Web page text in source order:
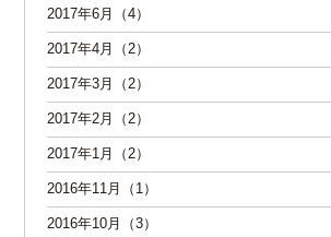
2017年6月（4）
2017年4月（2）
2017年3月（2）
2017年2月（2）
2017年1月（2）
2016年11月（1）
2016年10月（3）